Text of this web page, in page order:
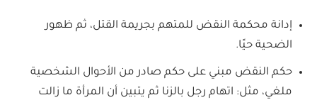
إدانة محكمة النقض للمتهم بجريمة القتل، ثم ظهور
الضحية حيًا.
حكم النقض مبني على حكم صادر من الأحوال الشخصية
ملغي، مثل: اتهام رجل بالزنا ثم يتبين أن المرأة ما زالت